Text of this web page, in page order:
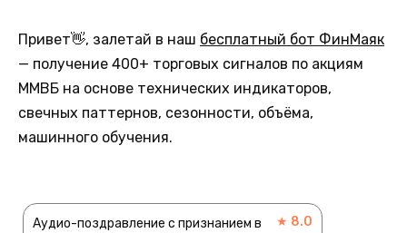
Привет👋, залетай в наш бесплатный бот ФинМаяк
— получение 400+ торговых сигналов по акциям
ММВБ на основе технических индикаторов,
свечных паттернов, сезонности, объёма,
машинного обучения.
Аудио-поздравление с признанием в
★ 8.0